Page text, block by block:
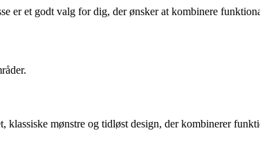
er et godt valg for dig, der ønsker at kombinere
mønstre og tidløst design, der kombinerer